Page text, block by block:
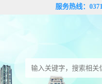
服务热线：